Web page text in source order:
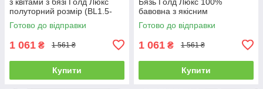
полуторний розмір (BL1.5-
809)
Готово до відправки
1 061 ₴ 1 561 ₴
Купити
бавовна з якісним
візерунком, розмір
полуторний (BL1.5-813)
Готово до відправки
1 061 ₴ 1 561 ₴
Купити